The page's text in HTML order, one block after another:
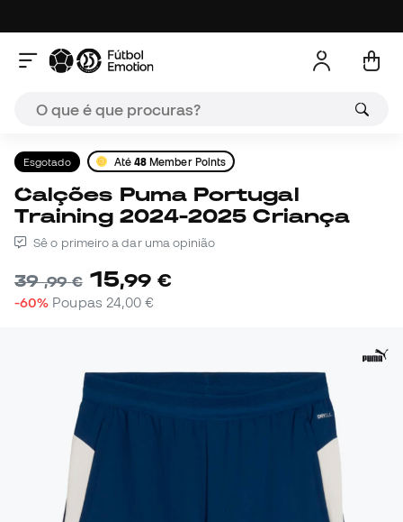
Esgotado Até 48 Member Points
Calções Puma Portugal
Training 2024-2025 Criança
Sê o primeiro a dar uma opinião
39,99 € 15,99 €
-60% Poupas 24,00 €